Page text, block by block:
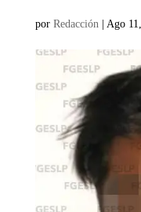
por Redacción | Ago